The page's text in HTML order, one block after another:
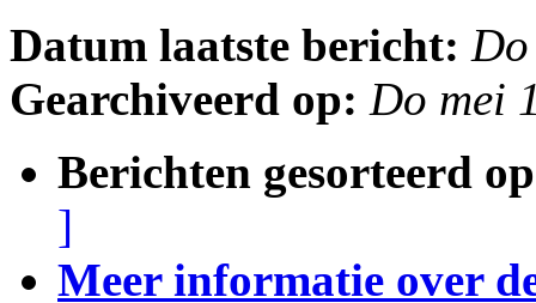
Datum laatste bericht:
Gearchiveerd op: Do mei
Berichten gesorteerd
]
Meer informatie over